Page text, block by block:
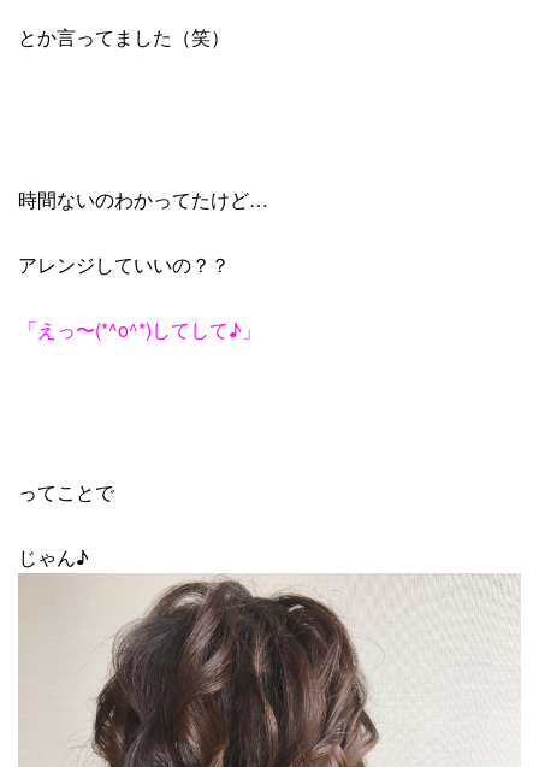
とか言ってました（笑）
時間ないのわかってたけど…
アレンジしていいの？？
「えっ〜(*^o^*)してして♪」
ってことで
じゃん♪